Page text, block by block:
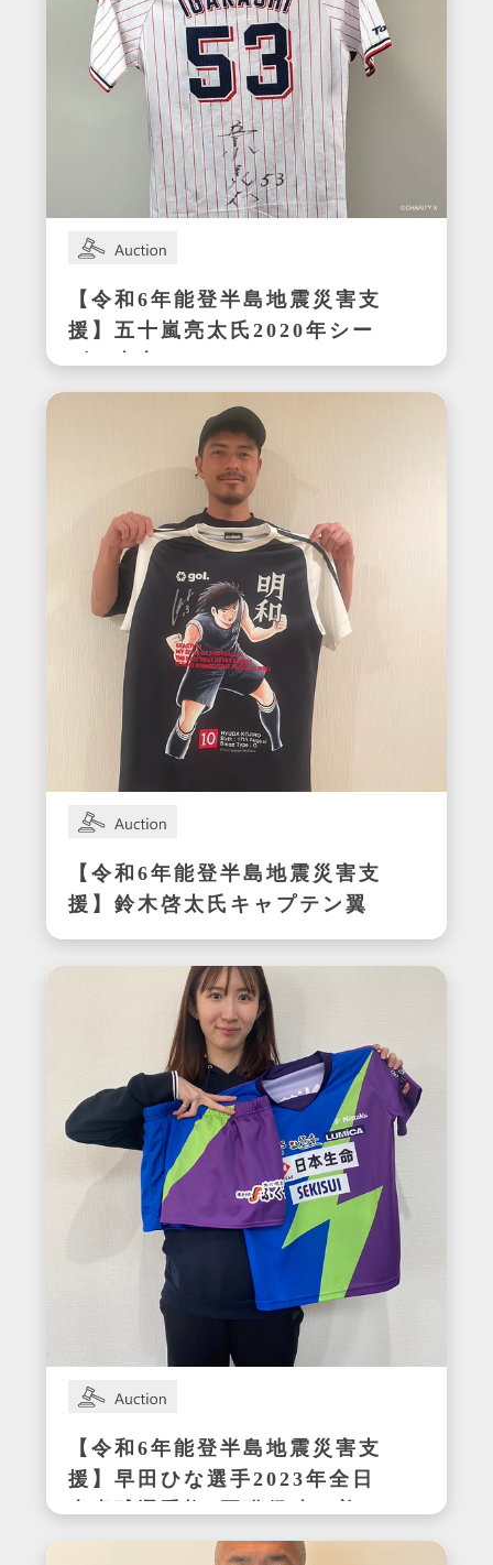
【令和6年能登半島地震災害支
援】五十嵐亮太氏2020年シー
ズン東京ヤクルトスワローズ
在籍時の着用サイン入りユニ
【令和6年能登半島地震災害支
援】鈴木啓太氏キャプテン翼
CUP かつしか2024エキシビ
ジョンマッチ着用サイン入り
明和ユニフォーム
【令和6年能登半島地震災害支
援】早田ひな選手2023年全日
本卓球選手権3冠獲得時の着用
サイン入りセットアップ